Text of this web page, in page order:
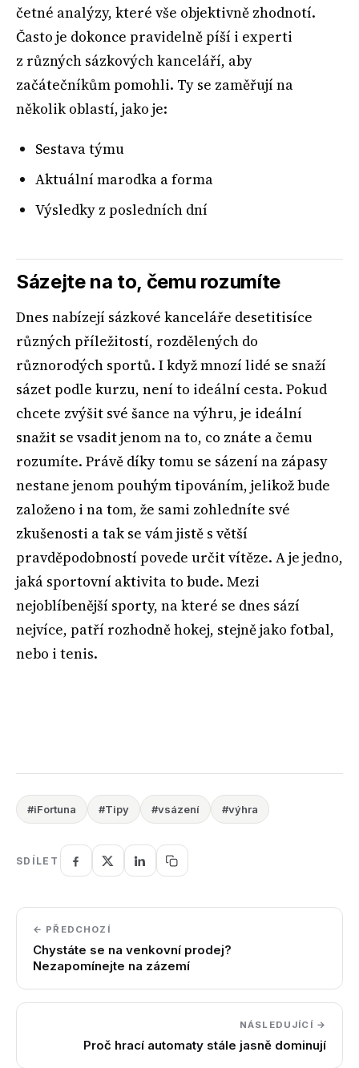
četné analýzy, které vše objektivně zhodnotí.
Často je dokonce pravidelně píší i experti
z různých sázkových kanceláří, aby
začátečníkům pomohli. Ty se zaměřují na
několik oblastí, jako je:
Sestava týmu
Aktuální marodka a forma
Výsledky z posledních dní
Sázejte na to, čemu rozumíte
Dnes nabízejí sázkové kanceláře desetitisíce
různých příležitostí, rozdělených do
různorodých sportů. I když mnozí lidé se snaží
sázet podle kurzu, není to ideální cesta. Pokud
chcete zvýšit své šance na výhru, je ideální
snažit se vsadit jenom na to, co znáte a čemu
rozumíte. Právě díky tomu se sázení na zápasy
nestane jenom pouhým tipováním, jelikož bude
založeno i na tom, že sami zohledníte své
zkušenosti a tak se vám jistě s větší
pravděpodobností povede určit vítěze. A je jedno,
jaká sportovní aktivita to bude. Mezi
nejoblíbenější sporty, na které se dnes sází
nejvíce, patří rozhodně hokej, stejně jako fotbal,
nebo i tenis.
#iFortuna #Tipy #vsázení #výhra
SDÍLET
← PŘEDCHOZÍ
Chystáte se na venkovní prodej?
Nezapomínejte na zázemí
NÁSLEDUJÍCÍ →
Proč hrací automaty stále jasně dominují